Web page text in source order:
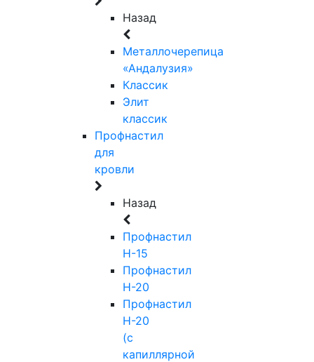
Назад
Металлочерепица
«Андалузия»
Классик
Элит
классик
Профнастил
для
кровли
Назад
Профнастил
Н-15
Профнастил
Н-20
Профнастил
Н-20
(с
капиллярной